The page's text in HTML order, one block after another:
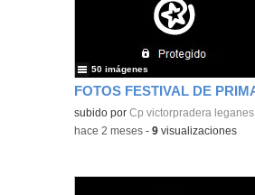
Contenido educativo.
subido porCp victorpradera leganes
50 imágenes
-hace 2 meses -9 visualizaciones